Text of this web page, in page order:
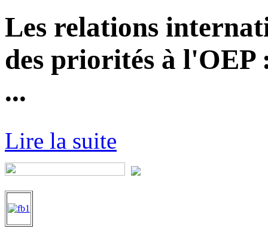
Les relations
des priorités à
...
Lire la suite